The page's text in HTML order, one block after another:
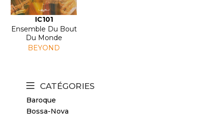
CATÉGORIES
Baroque
Bossa-Nova
IC101
Ensemble Du Bout
Du Monde
BEYOND